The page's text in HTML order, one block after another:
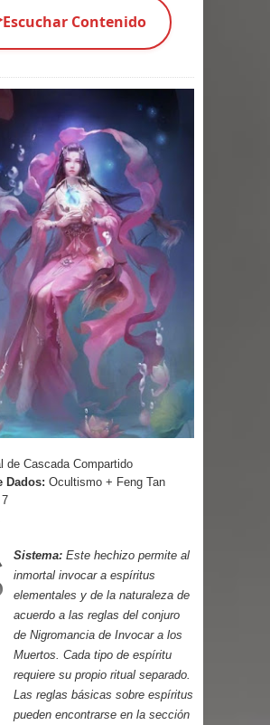
Parte 03: Una Piraña en el Bidé
Parte 02: Los Muertos Gobiernan a
los Vivos
Parte 01: Escondido a Plena Luz
Parte 02: El Enemigo de mi Enemigo
Parte 06: Coletazos
Parte 05: Los Horrores del Infierno
Parte 04: Oídos Sordos
Escuchar Contenido
de Cascada Compartido
Dados: Ocultismo + Feng Tan
7
Sistema: Este hechizo permite al
inmortal invocar a espíritus
elementales y de la naturaleza de
acuerdo a las reglas del conjuro
de Nigromancia de Invocar a los
Muertos. Cada tipo de espíritu
requiere su propio ritual separado.
Las reglas básicas sobre espíritus
pueden encontrarse en la sección